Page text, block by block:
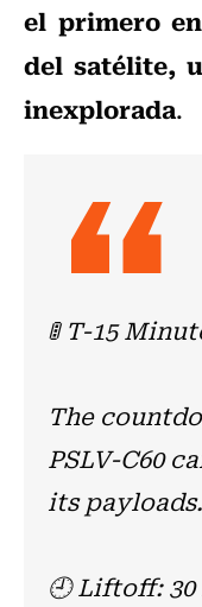
el primero
del satélite,
inexplorada.
🚦 T-15
The
PSLV-C60
its payloads.
🕘 Liftoff: 30